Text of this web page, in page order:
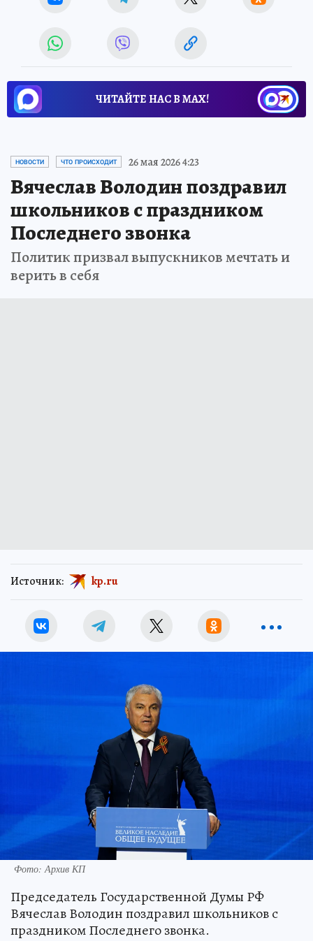
ЧИТАЙТЕ НАС В МАХ!
НОВОСТИ ЧТО ПРОИСХОДИТ 26 мая 2026 4:23
Вячеслав Володин поздравил
школьников с праздником
Последнего звонка
Политик призвал выпускников мечтать и
верить в себя
Источник: kp.ru
Фото: Архив КП
Председатель Государственной Думы РФ
Вячеслав Володин поздравил школьников с
праздником Последнего звонка.